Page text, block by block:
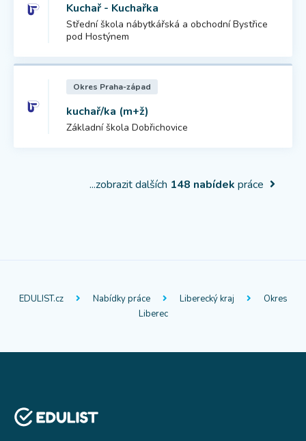
Kuchař - Kuchařka
Střední škola nábytkářská a obchodní Bystřice
pod Hostýnem
Okres Praha-západ
kuchař/ka (m+ž)
Základní škola Dobřichovice
...zobrazit dalších 148 nabídek práce
EDULIST.cz Nabídky práce Liberecký kraj
Okres
Liberec